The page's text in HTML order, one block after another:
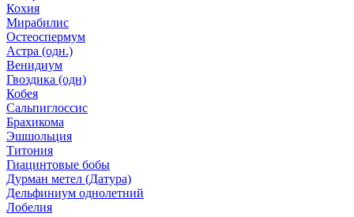
Кохия
Мирабилис
Остеоспермум
Астра (одн.)
Венидиум
Гвоздика (одн)
Кобея
Сальпиглоссис
Брахикома
Эшшольция
Титония
Гиацинтовые бобы
Дурман метел (Датура)
Дельфиниум однолетний
Лобелия